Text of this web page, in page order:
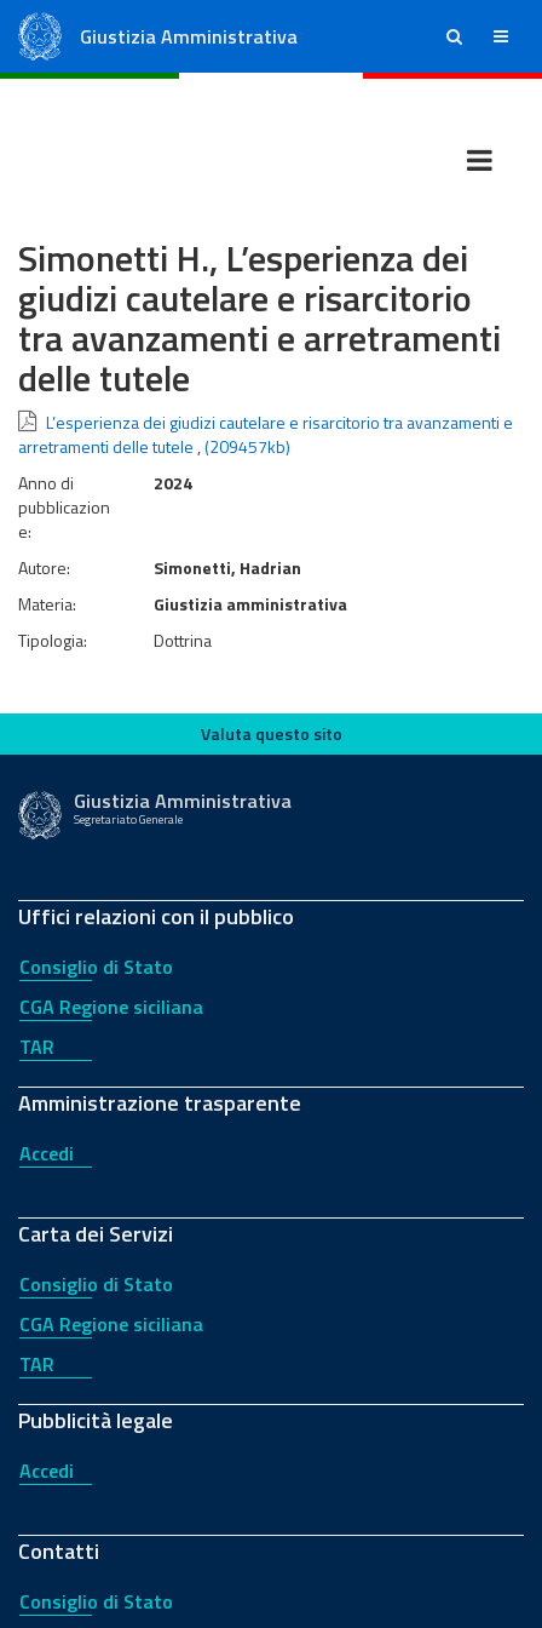
Giustizia Amministrativa ricerca menu
Simonetti H., L’esperienza dei
giudizi cautelare e risarcitorio
tra avanzamenti e arretramenti
delle tutele
L’esperienza dei giudizi cautelare e risarcitorio tra avanzamenti e
arretramenti delle tutele ,(209457kb)
Anno di
pubblicazion
e:
2024
Autore:
Simonetti, Hadrian
Materia:
Giustizia amministrativa
Tipologia:
Dottrina
Valuta questo sito
Valuta questo sito
Giustizia Amministrativa
Segretariato Generale
Uffici relazioni con il pubblico
Consiglio di Stato
CGA Regione siciliana
TAR
Amministrazione trasparente
Accedi
Carta dei Servizi
Consiglio di Stato
CGA Regione siciliana
TAR
Pubblicità legale
Accedi
Contatti
Consiglio di Stato